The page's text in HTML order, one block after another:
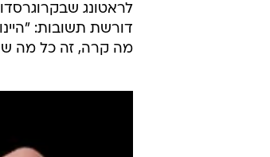
לראטונג
מה קרה, זה כל מה